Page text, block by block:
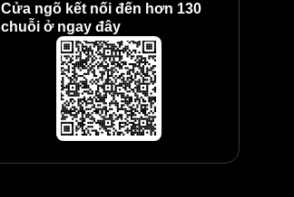
Cửa ngõ kết nối đến hơn 130
chuỗi ở ngay đây